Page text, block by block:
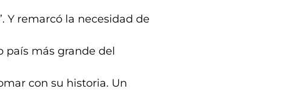
Y remarcó la necesidad de
país más grande del
con su historia. Un